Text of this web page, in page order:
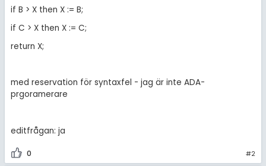
if B > X then X := B;
if C > X then X := C;
return X;
med reservation för syntaxfel - jag är inte ADA-
prgoramerare
editfrågan: ja
0 #2